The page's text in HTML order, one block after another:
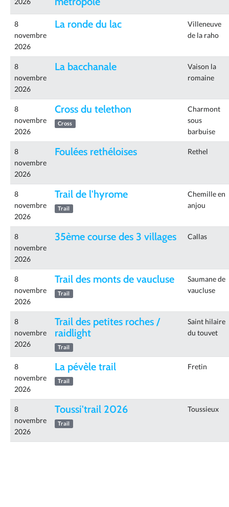
8
novembre
2026
La ronde du lac
Villeneuve
de la raho
8
novembre
2026
La bacchanale
Vaison la
romaine
8
novembre
2026
Cross du telethon
Cross
Charmont
sous
barbuise
8
novembre
2026
Foulées rethéloises Rethel
8
novembre
2026
Trail de l'hyrome
Trail
Chemille en
anjou
8
novembre
2026
35ème course des 3 villages Callas
8
novembre
2026
Trail des monts de vaucluse
Trail
Saumane de
vaucluse
8
novembre
2026
Trail des petites roches /
raidlight
Trail
Saint hilaire
du touvet
8
novembre
2026
La pévèle trail
Trail
Fretin
8
novembre
2026
Toussi'trail 2026
Trail
Toussieux